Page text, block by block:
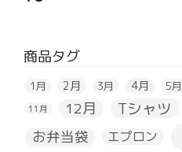
商品タグ
1月 2月 3月 4月 5月
11月 12月 Tシャツ
お弁当袋 エプロン